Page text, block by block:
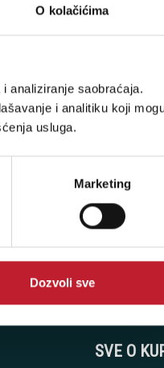
O kolačićima
analiziranje saobraćaja.
i analitiku koji
usluga.
Marketing
Dozvoli sve
SVE O